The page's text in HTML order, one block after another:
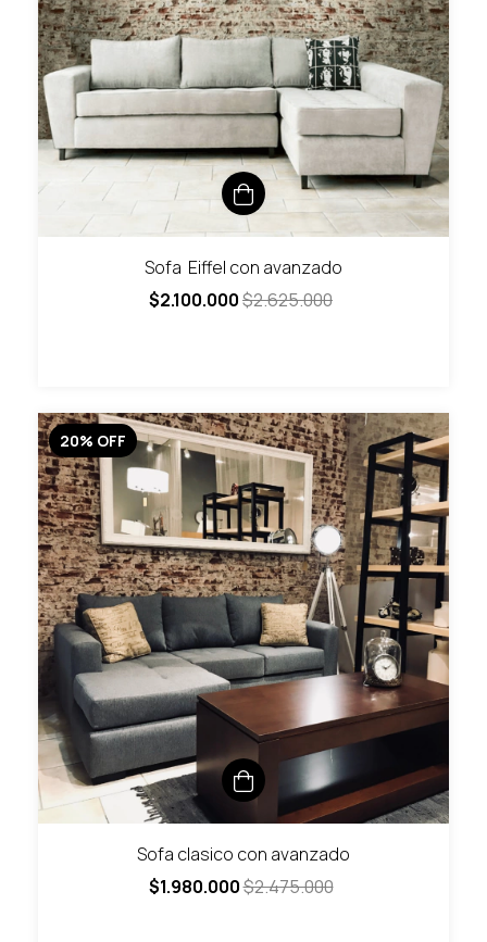
Sofa Eiffel con avanzado
$2.100.000$2.625.000
20% OFF
Sofa clasico con avanzado
$1.980.000$2.475.000